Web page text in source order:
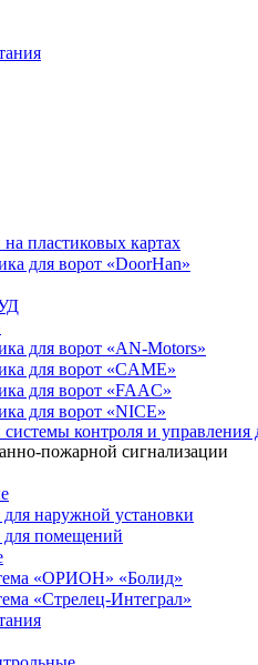
на пластиковых картах
для ворот «DoorHan»
для ворот «AN-Motors»
для ворот «CAME»
для ворот «FAAC»
для ворот «NICE»
системы контроля и управления
пожарной сигнализации
наружной установки
для помещений
«ОРИОН» «Болид»
«Стрелец-Интеграл»